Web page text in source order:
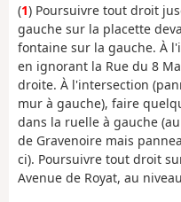
(1) Poursuivre tout droit
gauche sur la placette
fontaine sur la gauche. À
en ignorant la Rue du 8
droite. À l'intersection
mur à gauche), faire
dans la ruelle à gauche
de Gravenoire mais
ci). Poursuivre tout droit
Avenue de Royat, au